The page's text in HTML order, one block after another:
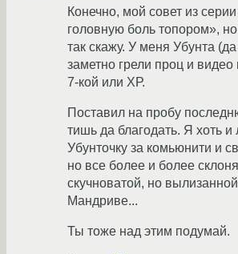
Конечно, мой совет из
головную боль топором»,
так скажу. У меня Убунта
заметно грели проц и
7-кой или ХР.
Поставил на пробу
тишь да благодать. Я хоть
Убунточку за комьюнити и
но все более и более
скучноватой, но
Мандриве...
Ты тоже над этим подумай.